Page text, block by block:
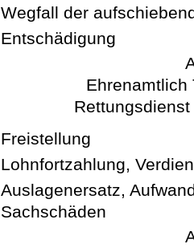
Wegfall der
Entschädigung
Ehrenamtlich
Freistellung
Lohnfortzahlung,
Auslagenersatz,
Sachschäden